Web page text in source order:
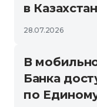
в
28.07.2026
В
Банка
по